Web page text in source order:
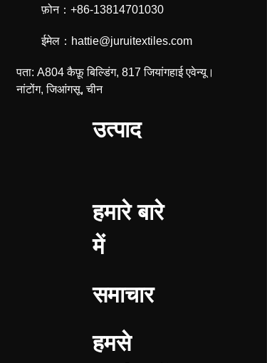
उत्पाद
हमारे बारे
में
समाचार
हमसे
फ़ोन：+86-13814701030
ईमेल：hattie@juruitextiles.com
पता: A804 कैफ़ू बिल्डिंग, 817 जियांगहाई एवेन्यू।
नांटोंग, जिआंगसू, चीन